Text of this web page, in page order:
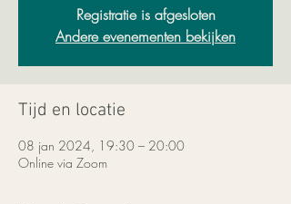
Registratie is afgesloten
Andere evenementen bekijken
Tijd en locatie
08 jan 2024, 19:30 – 20:00
Online via Zoom